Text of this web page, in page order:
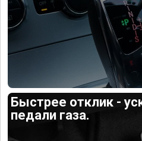
Быстрее отклик -
педали газа.